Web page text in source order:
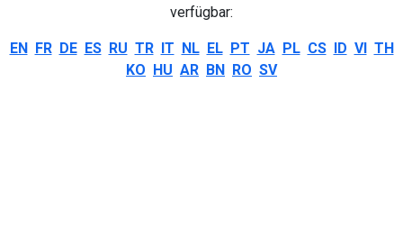
verfügbar:
EN FR DE ES RU TR IT NL EL PT JA PL CS ID VI TH
KO HU AR BN RO SV